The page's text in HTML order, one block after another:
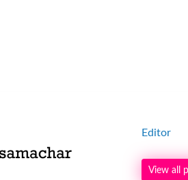
Editor
View all